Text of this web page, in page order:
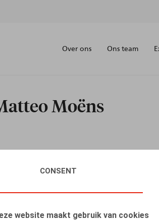
CONSENT
website maakt gebruik van cookies
Over ons Ons team
Moëns